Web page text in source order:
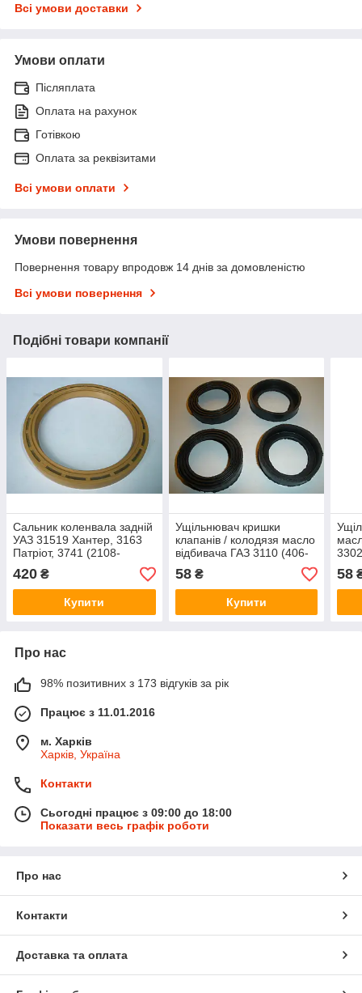
Всі умови доставки
Умови оплати
Післяплата
Оплата на рахунок
Готівкою
Оплата за реквізитами
Всі умови оплати
Умови повернення
Повернення товару впродовж 14 днів за домовленістю
Всі умови повернення
Подібні товари компанії
Сальник коленвала задній
УАЗ 31519 Хантер, 3163
Патріот, 3741 (2108-
1005160, пр-під
ВЭЛКОНТ)
420 ₴
Купити
Ущільнювач кришки
клапанів / колодязя масло
відбивача ГАЗ 3110 (406-
1007248, пр-під ЯРТИ,
старого зразка)
58₴
Купити
під
58
Про нас
98% позитивних з 173 відгуків за рік
Працює з 11.01.2016
м. Харків
Харків, Україна
Контакти
Сьогодні працює з 09:00 до 18:00
Показати весь графік роботи
Про нас
Контакти
Доставка та оплата